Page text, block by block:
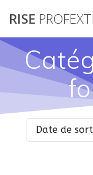
RISE